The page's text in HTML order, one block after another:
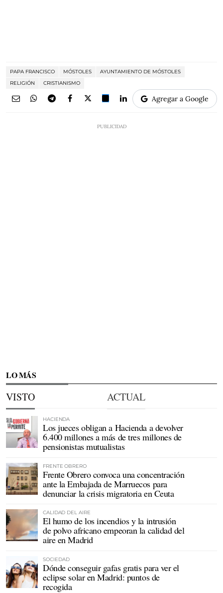
PAPA FRANCISCO MÓSTOLES
AYUNTAMIENTO DE MÓSTOLES
RELIGIÓN
CRISTIANISMO
Agregar a Google
LO MÁS
VISTO ACTUAL
HACIENDA
Los jueces obligan a Hacienda a devolver
6.400 millones a más de tres millones de
pensionistas mutualistas
FRENTE OBRERO
Frente Obrero convoca una concentración
ante la Embajada de Marruecos para
denunciar la crisis migratoria en Ceuta
CALIDAD DEL AIRE
El humo de los incendios y la intrusión
de polvo africano empeoran la calidad del
aire en Madrid
SOCIEDAD
Dónde conseguir gafas gratis para ver el
eclipse solar en Madrid: puntos de
recogida